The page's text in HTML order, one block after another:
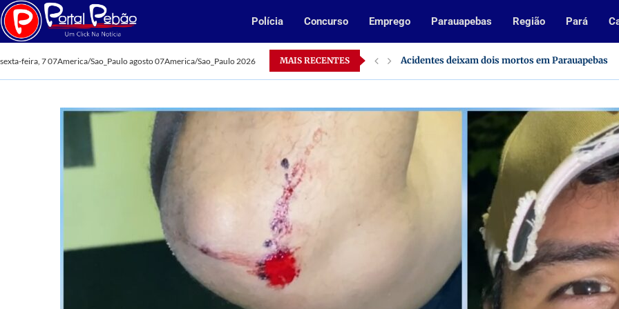
Polícia Concurso Emprego Parauapebas Região Pará
sexta-feira, 7 07America/Sao_Paulo agosto 07America/Sao_Paulo 2026 MAIS RECENTES
Acidentes deixam dois mortos em Parauapebas
Inscrições abertas para processo seletivo da